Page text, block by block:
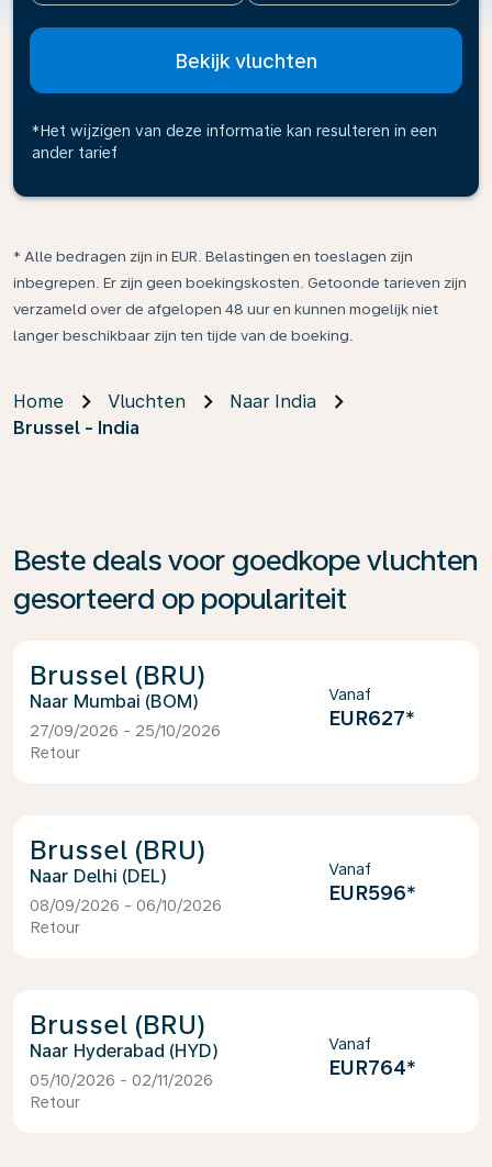
Bekijk vluchten
*Het wijzigen van deze informatie kan resulteren in een
ander tarief
* Alle bedragen zijn in EUR. Belastingen en toeslagen zijn
inbegrepen. Er zijn geen boekingskosten. Getoonde tarieven zijn
verzameld over de afgelopen 48 uur en kunnen mogelijk niet
langer beschikbaar zijn ten tijde van de boeking.
Home Vluchten
Naar India
Brussel - India
Beste deals voor goedkope vluchten
gesorteerd op populariteit
Brussel (BRU)
Mumbai (BOM)
27/09/2026 - 25/10/2026
Retour
Vanaf
EUR627*
Brussel (BRU)
Delhi (DEL)
08/09/2026 - 06/10/2026
Retour
Vanaf
EUR596*
Brussel (BRU)
Hyderabad (HYD)
05/10/2026 - 02/11/2026
Retour
Vanaf
EUR764*